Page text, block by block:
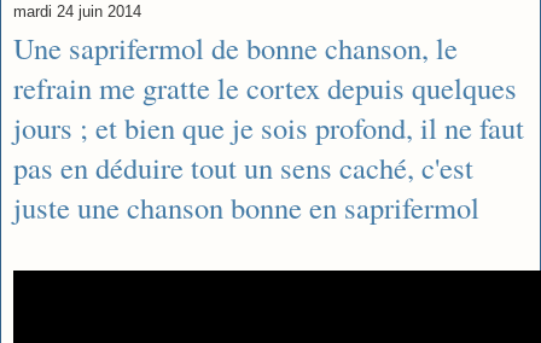
mardi 24 juin 2014
Une saprifermol de bonne chanson, le
refrain me gratte le cortex depuis quelques
jours ; et bien que je sois profond, il ne faut
pas en déduire tout un sens caché, c'est
juste une chanson bonne en saprifermol